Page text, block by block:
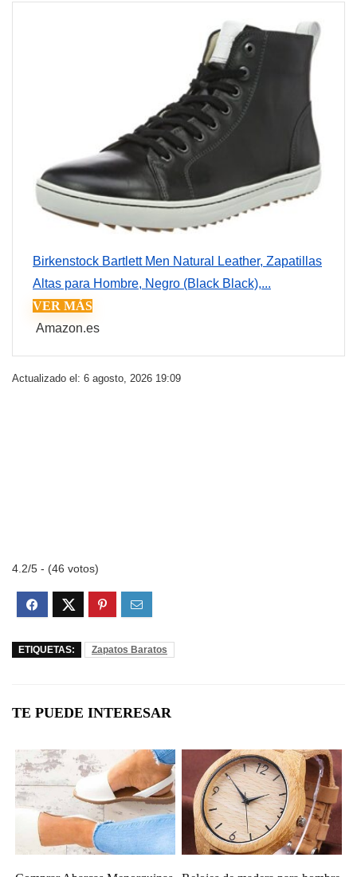
Birkenstock Bartlett Men Natural Leather, Zapatillas
Altas para Hombre, Negro (Black Black),...
VER MÁS
Amazon.es
Actualizado el: 6 agosto, 2026 19:09
4.2/5 - (46 votos)
ETIQUETAS: Zapatos Baratos
TE PUEDE INTERESAR